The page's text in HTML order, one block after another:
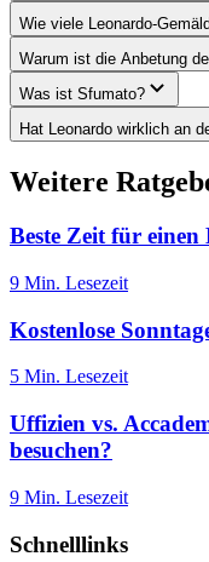
Wie viele Leonardo-
Warum ist die Anbetung
Was ist Sfumato?
Hat Leonardo wirklich an
Weitere
Beste Zeit für einen
9 Min. Lesezeit
Kostenlose
5 Min. Lesezeit
Uffizien vs.
besuchen?
9 Min. Lesezeit
Schnelllinks